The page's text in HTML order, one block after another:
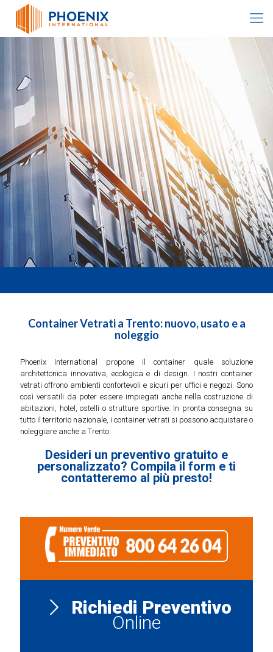
Container Vetrati a Trento: nuovo, usato e a
noleggio
Phoenix International propone il container quale soluzione
architettonica innovativa, ecologica e di design. I nostri container
vetrati offrono ambienti confortevoli e sicuri per uffici e negozi. Sono
così versatili da poter essere impiegati anche nella costruzione di
abitazioni, hotel, ostelli o strutture sportive. In pronta consegna su
tutto il territorio nazionale, i container vetrati si possono acquistare o
noleggiare anche a Trento.
Desideri un preventivo gratuito e
personalizzato? Compila il form e ti
contatteremo al più presto!
Richiedi Preventivo
Online